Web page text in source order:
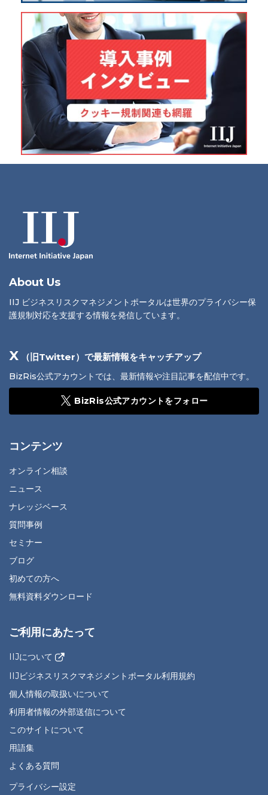
About Us
IIJ ビジネスリスクマネジメントポータルは世界のプライバシー保
護規制対応を支援する情報を発信しています。
X （旧Twitter）で最新情報をキャッチアップ
BizRis公式アカウントでは、最新情報や注目記事を配信中です。
BizRis公式アカウントをフォロー
コンテンツ
オンライン相談
ニュース
ナレッジベース
質問事例
セミナー
ブログ
初めての方へ
無料資料ダウンロード
ご利用にあたって
IIJについて
IIJビジネスリスクマネジメントポータル利用規約
個人情報の取扱いについて
利用者情報の外部送信について
このサイトについて
用語集
よくある質問
プライバシー設定